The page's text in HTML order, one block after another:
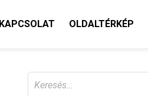
KAPCSOLAT OLDALTÉRKÉP